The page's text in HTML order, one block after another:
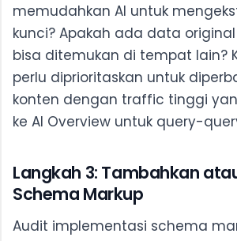
memudahkan AI untuk
kunci? Apakah ada data
bisa ditemukan di tempat lain?
perlu diprioritaskan untuk
konten dengan traffic tinggi
ke AI Overview untuk query-
Langkah 3: Tambahkan
Schema Markup
Audit implementasi schema